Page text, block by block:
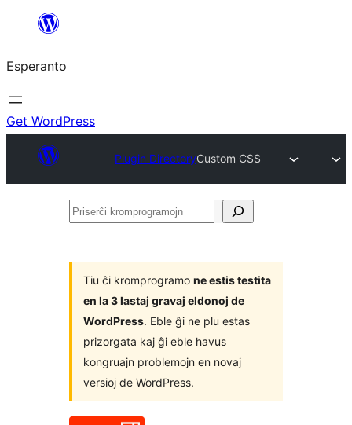
al
la
enhavo
Esperanto
Get WordPress
Plugin DirectoryCustom CSS
Priserĉi
Tiu ĉi kromprogramo ne estis testita
en la 3 lastaj gravaj eldonoj de
WordPress. Eble ĝi ne plu estas
prizorgata kaj ĝi eble havus
kongruajn problemojn en novaj
versioj de WordPress.